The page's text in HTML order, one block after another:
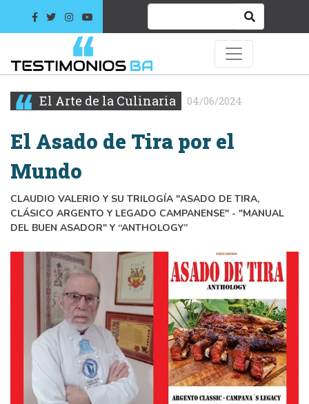
El Arte de la Culinaria 04/06/2024
El Asado de Tira por el
Mundo
CLAUDIO VALERIO Y SU TRILOGÍA "ASADO DE TIRA,
CLÁSICO ARGENTO Y LEGADO CAMPANENSE" - "MANUAL
DEL BUEN ASADOR" Y “ANTHOLOGY”